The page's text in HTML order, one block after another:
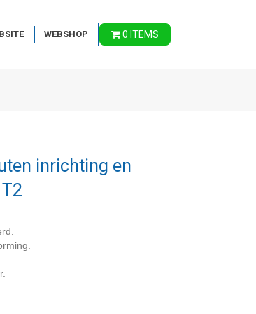
WEBSHOP 0 ITEMS
inrichting en